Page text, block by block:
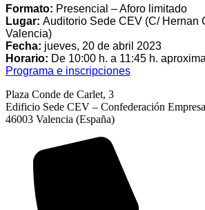
Formato: Presencial – Aforo limitado
Lugar: Auditorio Sede CEV (C/ Hernan
Valencia)
Fecha: jueves, 20 de abril 2023
Horario: De 10:00 h. a 11:45 h.
Programa e inscripciones
Plaza Conde de Carlet, 3
Edificio Sede CEV – Confederación
46003 Valencia (España)